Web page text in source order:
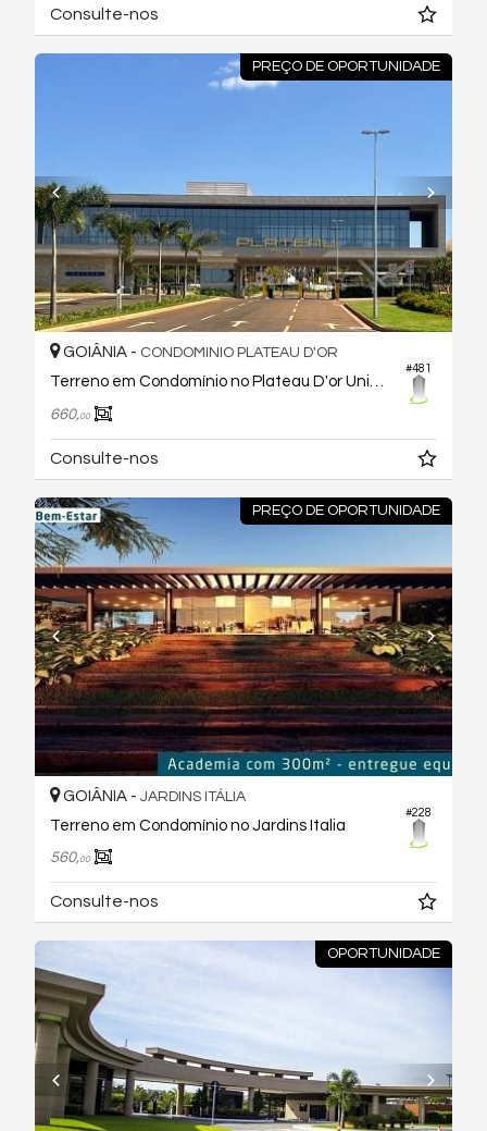
Consulte-nos
PREÇO DE OPORTUNIDADE
#481
GOIÂNIA - CONDOMINIO PLATEAU D'OR
Terreno em Condomínio no Plateau D'or Unique
660,00
Consulte-nos
PREÇO DE OPORTUNIDADE
#228
GOIÂNIA - JARDINS ITÁLIA
Terreno em Condomínio no Jardins Italia
560,00
Consulte-nos
OPORTUNIDADE